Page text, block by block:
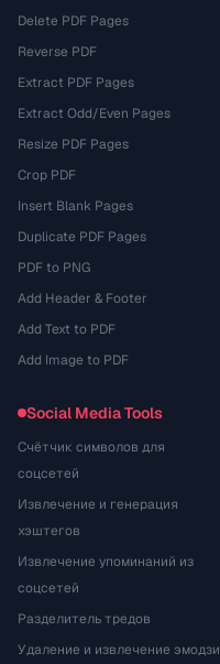
Delete PDF Pages
Reverse PDF
Extract PDF Pages
Extract Odd/Even Pages
Resize PDF Pages
Crop PDF
Insert Blank Pages
Duplicate PDF Pages
PDF to PNG
Add Header & Footer
Add Text to PDF
Add Image to PDF
Social Media Tools
Счётчик символов для
соцсетей
Извлечение и генерация
хэштегов
Извлечение упоминаний из
соцсетей
Разделитель тредов
Удаление и извлечение эмодзи